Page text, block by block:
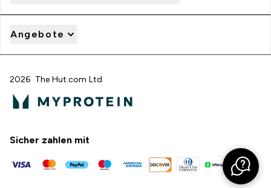
Angebote
2026 The Hut.com Ltd
Sicher zahlen mit